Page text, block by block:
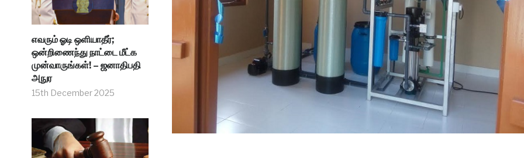
எவரும் ஓடி ஒளியாதீர்;
ஒன்றிணைந்து நாட்டை மீட்க
முன்வாருங்கள்! – ஜனாதிபதி
அநுர
15th December 2025